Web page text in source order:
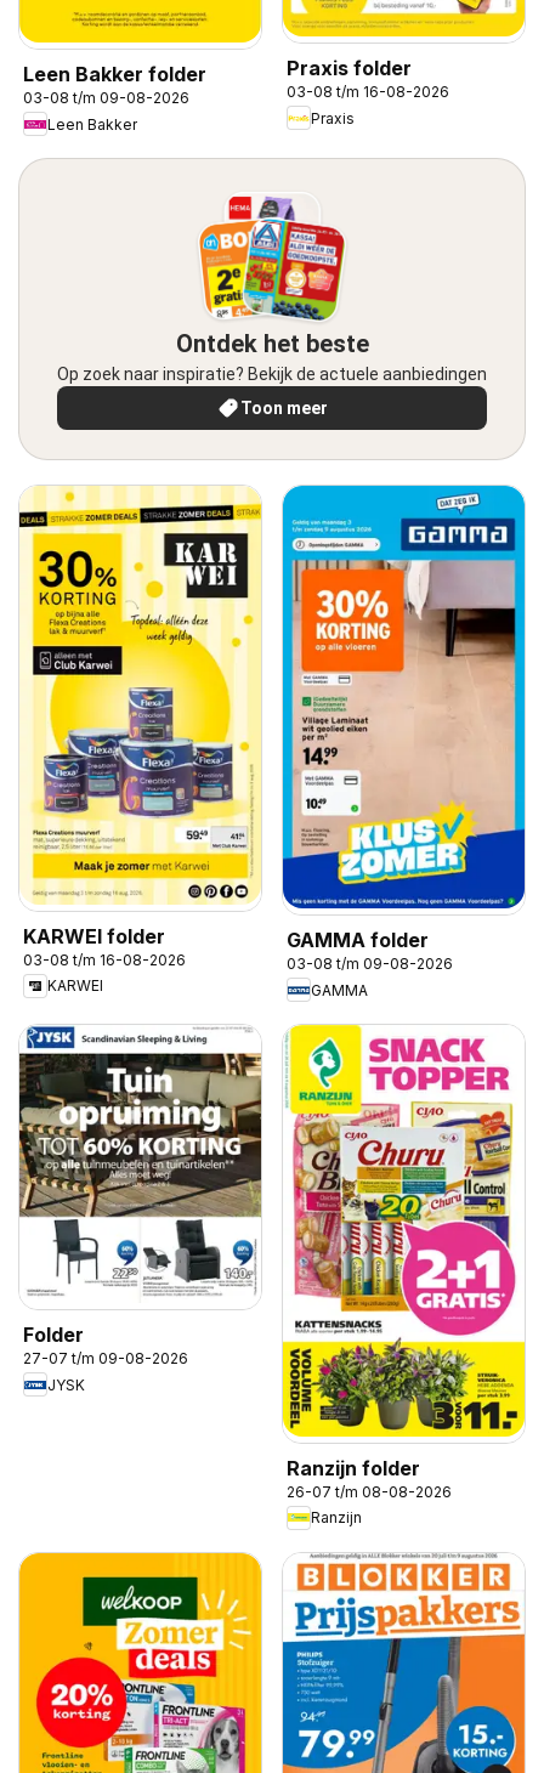
Leen Bakker folder
03-08 t/m 09-08-2026
Leen Bakker
Praxis folder
03-08 t/m 16-08-2026
Praxis
Ontdek het beste
Op zoek naar inspiratie? Bekijk de actuele aanbiedingen
Toon meer
KARWEI folder
03-08 t/m 16-08-2026
KARWEI
GAMMA folder
03-08 t/m 09-08-2026
GAMMA
Folder
27-07 t/m 09-08-2026
JYSK
Ranzijn folder
26-07 t/m 08-08-2026
Ranzijn